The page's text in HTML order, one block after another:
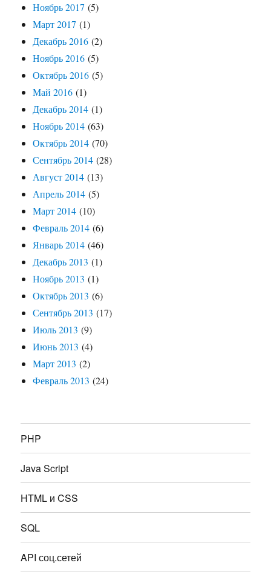
Ноябрь 2017 (5)
Март 2017 (1)
Декабрь 2016 (2)
Ноябрь 2016 (5)
Октябрь 2016 (5)
Май 2016 (1)
Декабрь 2014 (1)
Ноябрь 2014 (63)
Октябрь 2014 (70)
Сентябрь 2014 (28)
Август 2014 (13)
Апрель 2014 (5)
Март 2014 (10)
Февраль 2014 (6)
Январь 2014 (46)
Декабрь 2013 (1)
Ноябрь 2013 (1)
Октябрь 2013 (6)
Сентябрь 2013 (17)
Июль 2013 (9)
Июнь 2013 (4)
Март 2013 (2)
Февраль 2013 (24)
PHP
Java Script
HTML и CSS
SQL
API соц.сетей